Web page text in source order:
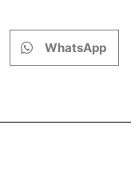
WhatsApp